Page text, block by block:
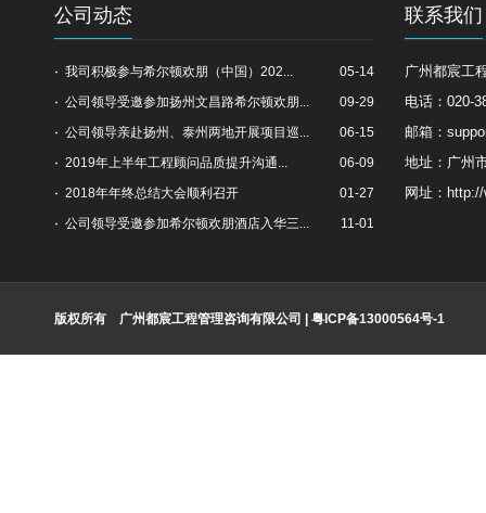
公司动态
我司积极参与希尔顿欢朋（中国）202...
05-14
公司领导受邀参加扬州文昌路希尔顿欢朋...
09-29
公司领导亲赴扬州、泰州两地开展项目巡...
06-15
2019年上半年工程顾问品质提升沟通...
06-09
2018年年终总结大会顺利召开
01-27
公司领导受邀参加希尔顿欢朋酒店入华三...
11-01
联系我们
广州都宸工
电话：020-
邮箱：
地址：广州
网址：
版权所有 广州都宸工程管理咨询有限公司 | 粤ICP备13000564号-1